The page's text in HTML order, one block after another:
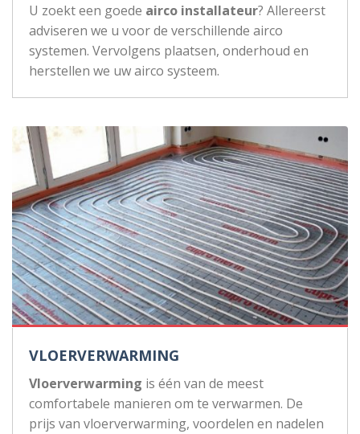
U zoekt een goede airco installateur? Allereerst
adviseren we u voor de verschillende airco
systemen. Vervolgens plaatsen, onderhoud en
herstellen we uw airco systeem.
VLOERVERWARMING
Vloerverwarming is één van de meest
comfortabele manieren om te verwarmen. De
prijs van vloerverwarming, voordelen en nadelen